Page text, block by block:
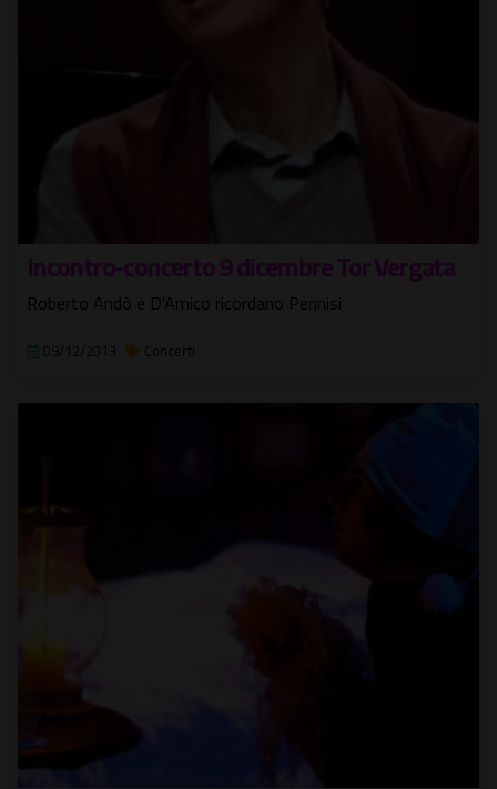
Incontro-concerto 9 dicembre Tor Vergata
Roberto Andò e D'Amico ricordano Pennisi
09/12/2013 Concerti